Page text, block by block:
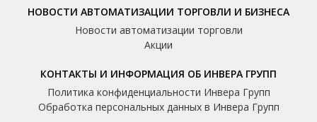
НОВОСТИ АВТОМАТИЗАЦИИ ТОРГОВЛИ И БИЗНЕСА
Новости автоматизации торговли
Акции
КОНТАКТЫ И ИНФОРМАЦИЯ ОБ ИНВЕРА ГРУПП
Политика конфиденциальности Инвера Групп
Обработка персональных данных в Инвера Групп